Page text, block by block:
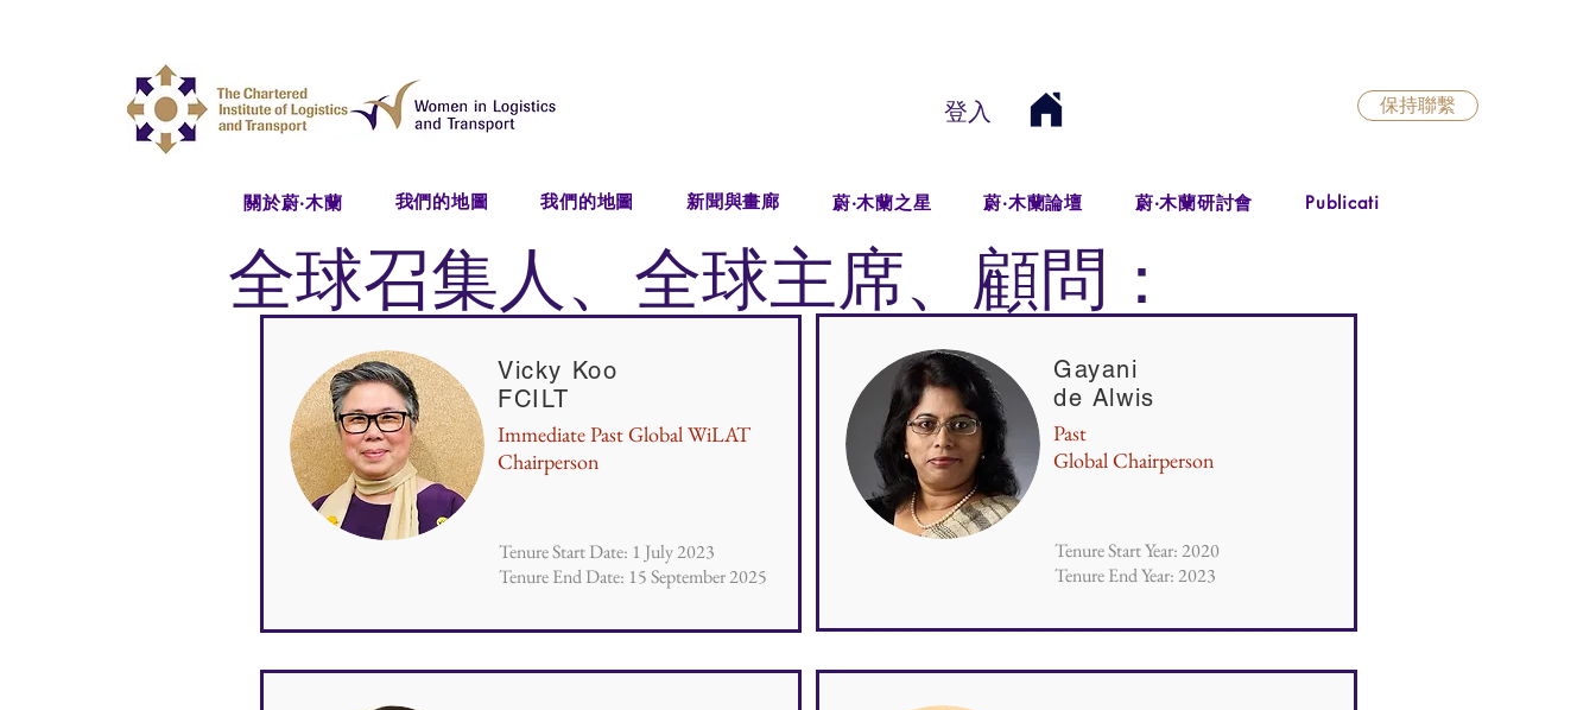
登入 保持聯繫
關於蔚‧木蘭 我們的地圖 我們的地圖 新聞與畫廊 蔚‧木蘭之星 蔚‧木蘭論壇 蔚‧木蘭研討會 Publications
全球召集人、全球主席、顧問：
Vicky Koo
FCILT
Immediate Past Global WiLAT
Chairperson
Tenure Start Date: 1 July 2023
Tenure End Date: 15 September 2025
Gayani
de Alwis
Past
Global Chairperson
Tenure Start Year: 2020
Tenure End Year: 2023